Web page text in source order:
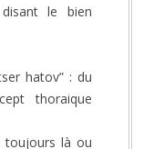
le bien
hatov” : du
thoraique
toujours là ou